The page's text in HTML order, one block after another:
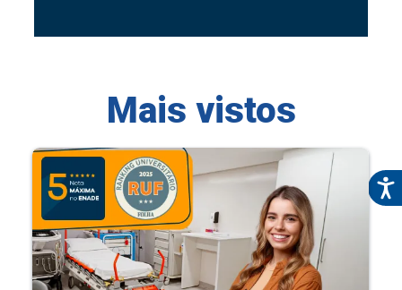
Mais vistos